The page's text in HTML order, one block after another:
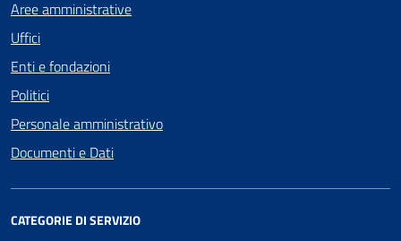
Aree amministrative
Uffici
Enti e fondazioni
Politici
Personale amministrativo
Documenti e Dati
CATEGORIE DI SERVIZIO